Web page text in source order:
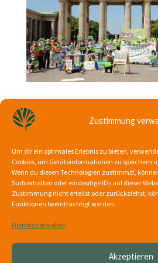
Zustimmung
Um dir ein optimales Erlebnis zu bieten,
Cookies, um Geräteinformationen zu speichern
Wenn du diesen Technologien zustimmst,
Surfverhalten oder eindeutige IDs auf dieser
Zustimmung nicht erteilst oder zurückziehst,
Funktionen beeinträchtigt werden.
Dienste verwalten
Akzeptieren
05. Juni 2021
gegründeteten Bündnisses vor dem
Hier unsere Pressemitteilung:
Stoppt die Nachverdichtung und
lebensnotwendiger Grünflächen!
dringend...
« ‹ ... 8 9